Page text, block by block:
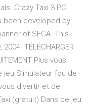
Crazy Taxi 3 PC
been developed by
of SEGA. This
TÉLÉCHARGER
Plus vous
jeu Simulateur fou de
divertir et de
(gratuit) Dans ce jeu